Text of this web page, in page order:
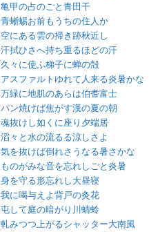
亀甲の占のごと青田干
青蜥蜴お前もうちの住人か
空にある雲の掃き跡秋近し
汗拭ひさへ持ち重るほどの汗
久々に使ふ梯子に蝉の殻
アスファルトゆれて人来る炎暑かな
万緑に地肌のあらは伯耆富士
パン焼けば焦がす漢の夏の朝
魂抜けし如くに座り夕端居
滔々と水の流るる涼しさよ
気を抜けば倒れさうなる暑さかな
ものがみな音を忘れしごと炎暑
身を守る形忘れし大昼寝
我に喝与えよ背戸の灸花
屯して庭の暗がり川蜻蛉
軋みつつ上がるシャッター大南風